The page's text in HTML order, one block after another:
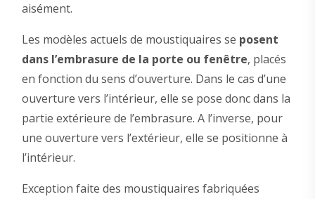
aisément.
Les modèles actuels de moustiquaires se posent
dans l’embrasure de la porte ou fenêtre, placés
en fonction du sens d’ouverture. Dans le cas d’une
ouverture vers l’intérieur, elle se pose donc dans la
partie extérieure de l’embrasure. A l’inverse, pour
une ouverture vers l’extérieur, elle se positionne à
l’intérieur.
Exception faite des moustiquaires fabriquées